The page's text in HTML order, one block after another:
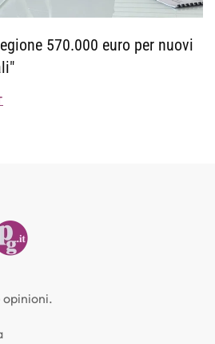
570.000 euro per nuovi
opinioni.